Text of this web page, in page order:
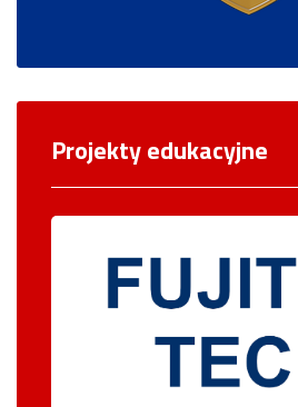
Projekty edukacyjne